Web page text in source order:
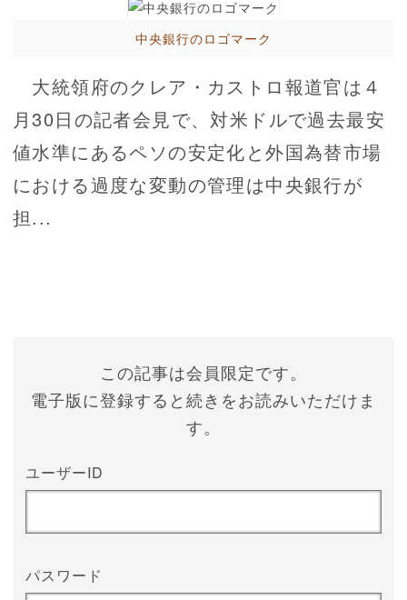
中央銀行のロゴマーク
大統領府のクレア・カストロ報道官は４
月30日の記者会見で、対米ドルで過去最安
値水準にあるペソの安定化と外国為替市場
における過度な変動の管理は中央銀行が
担...
この記事は会員限定です。
電子版に登録すると続きをお読みいただけま
す。
ユーザーID
パスワード